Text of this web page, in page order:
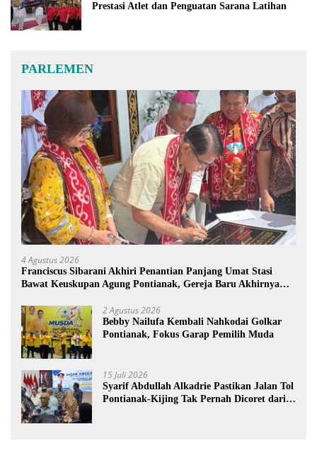
Prestasi Atlet dan Penguatan Sarana Latihan
PARLEMEN
4 Agustus 2026
Franciscus Sibarani Akhiri Penantian Panjang Umat Stasi
Bawat Keuskupan Agung Pontianak, Gereja Baru Akhirnya
2 Agustus 2026
Bebby Nailufa Kembali Nahkodai Golkar
Pontianak, Fokus Garap Pemilih Muda
15 Juli 2026
Syarif Abdullah Alkadrie Pastikan Jalan Tol
Pontianak-Kijing Tak Pernah Dicoret dari